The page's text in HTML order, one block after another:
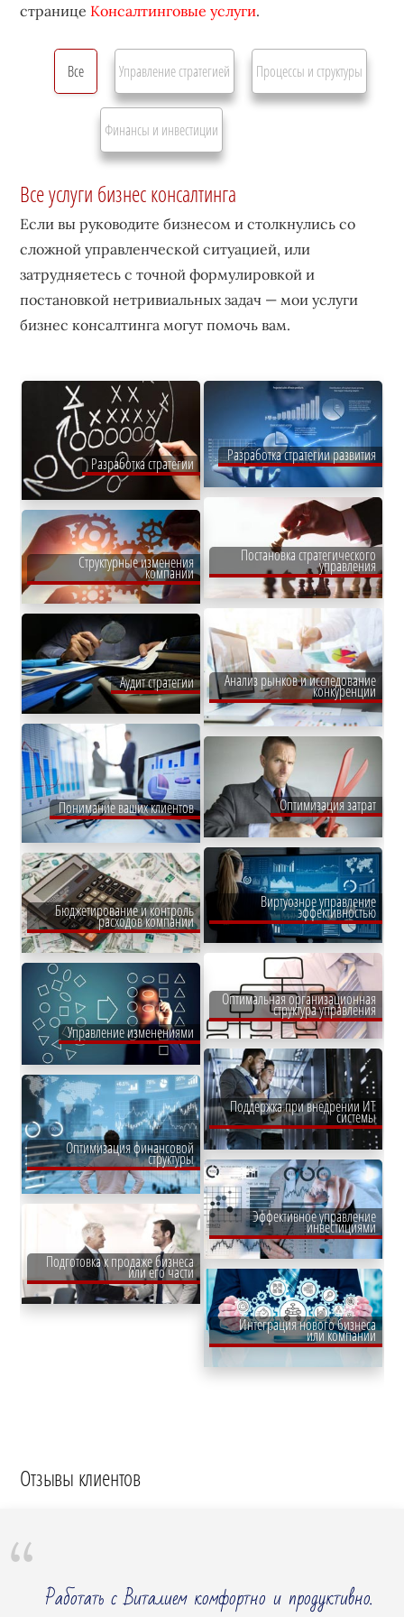
странице Консалтинговые услуги.
Все Управление стратегией Процессы и структуры
Финансы и инвестиции
Все услуги бизнес консалтинга
Если вы руководите бизнесом и столкнулись со
сложной управленческой ситуацией, или
затрудняетесь с точной формулировкой и
постановкой нетривиальных задач — мои услуги
бизнес консалтинга могут помочь вам.
Разработка стратегии Разработка стратегии развития
Постановка стратегического
управления
Структурные изменения
компании
Анализ рынков и исследование
конкуренции
Аудит стратегии
Понимание ваших клиентов Оптимизация затрат
Виртуозное управление
эффективностью
Бюджетирование и контроль
расходов компании
Оптимальная организационная
структура управления
Управление изменениями
Поддержка при внедрении ИТ
системы
Оптимизация финансовой
структуры
Эффективное управление
инвестициями
Подготовка к продаже бизнеса
или его части
Интеграция нового бизнеса
или компании
Отзывы клиентов
Работать с Виталием комфортно и продуктивно.